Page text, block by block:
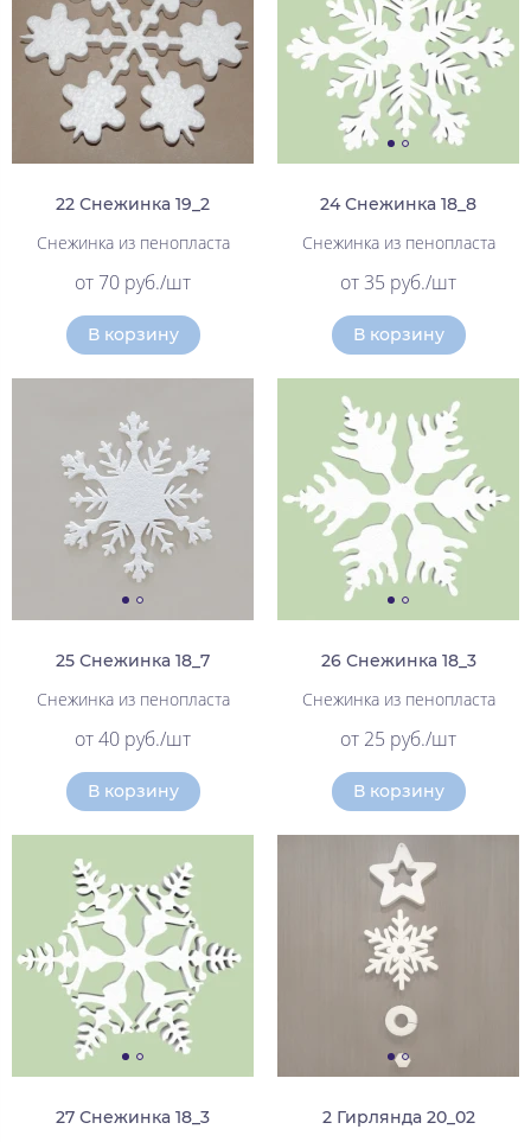
22 Снежинка 19_2
Снежинка из пенопласта
от 70 руб./шт
В корзину
24 Снежинка 18_8
Снежинка из пенопласта
от 35 руб./шт
В корзину
25 Снежинка 18_7
Снежинка из пенопласта
от 40 руб./шт
В корзину
26 Снежинка 18_3
Снежинка из пенопласта
от 25 руб./шт
В корзину
27 Снежинка 18_3 2 Гирлянда 20_02